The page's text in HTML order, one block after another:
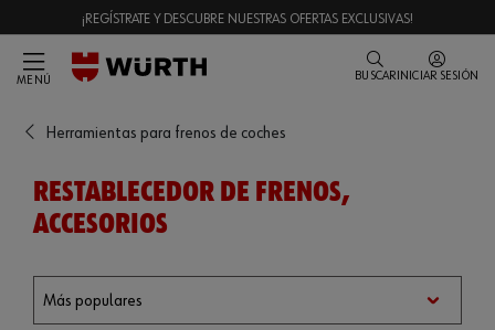
¡REGÍSTRATE Y DESCUBRE NUESTRAS OFERTAS EXCLUSIVAS!
MENÚ BUSCAR INICIAR SESIÓN
Herramientas para frenos de coches
RESTABLECEDOR DE FRENOS,
ACCESORIOS